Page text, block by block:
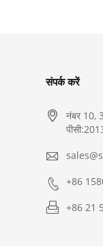
संपर्क करें

नंबर 10,

 +86
 +86 21